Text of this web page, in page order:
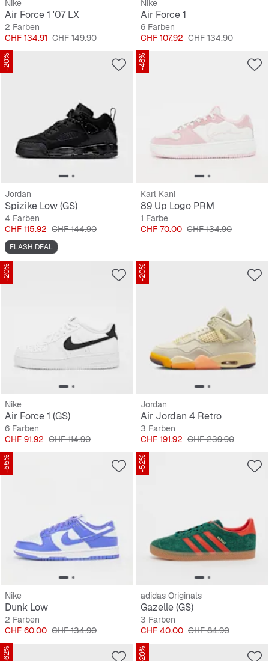
Nike
Air Force 1 '07 LX
2 Farben
Preis
CHF 134.91 Originalpreis
CHF 149.90
Nike
Air Force 1
6 Farben
Preis
CHF 107.92 Originalpreis
CHF 134.90
-20%
Jordan
Spizike Low (GS)
4 Farben
Preis
CHF 115.92 Originalpreis
CHF 144.90
FLASH DEAL
-48%
Karl Kani
89 Up Logo PRM
1 Farbe
Preis
CHF 70.00 Originalpreis
CHF 134.90
-20%
Nike
Air Force 1 (GS)
6 Farben
Preis
CHF 91.92 Originalpreis
CHF 114.90
-20%
Jordan
Air Jordan 4 Retro
3 Farben
Preis
CHF 191.92 Originalpreis
CHF 239.90
-55%
Nike
Dunk Low
2 Farben
Preis
CHF 60.00 Originalpreis
CHF 134.90
-52%
adidas Originals
Gazelle (GS)
3 Farben
Preis
CHF 40.00 Originalpreis
CHF 84.90
-62% -20%